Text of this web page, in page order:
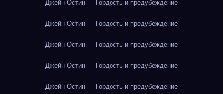
Джейн Остин — Гордость и предубеждение
Джейн Остин — Гордость и предубеждение
Джейн Остин — Гордость и предубеждение
Джейн Остин — Гордость и предубеждение
Джейн Остин — Гордость и предубеждение